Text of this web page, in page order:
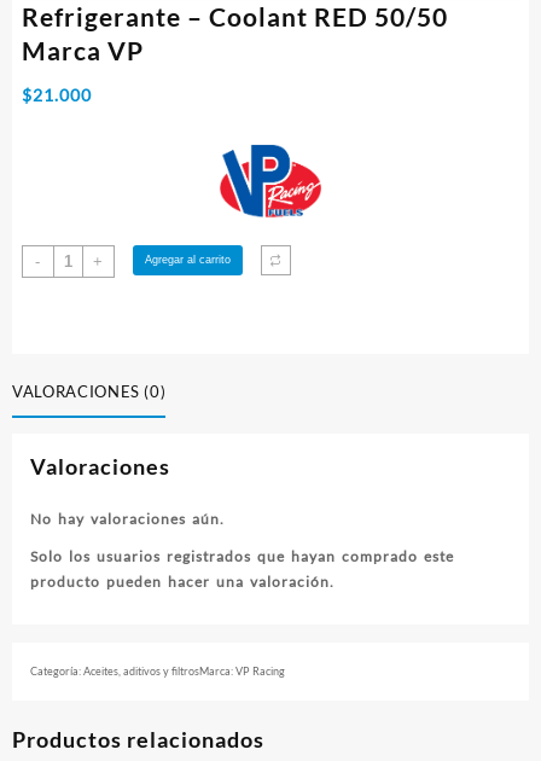
Refrigerante – Coolant RED 50/50
Marca VP
$21.000
-
Refrigerante
Marca
+ Agregar al carrito
VALORACIONES (0)
Valoraciones
No hay valoraciones aún.
Solo los usuarios registrados que hayan comprado este
producto pueden hacer una valoración.
Categoría:Aceites, aditivos y filtrosMarca:VP Racing
Productos relacionados